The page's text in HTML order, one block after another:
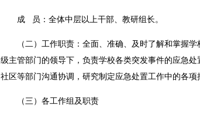
成 员：全体中层以上干部、教研组长。
（二）工作职责：全面、准确、及时了解和掌握
级主管部门的领导下，负责学校各类突发事件的应急
社区等部门沟通协调，研究制定应急处置工作中的各项
（三）各工作组及职责